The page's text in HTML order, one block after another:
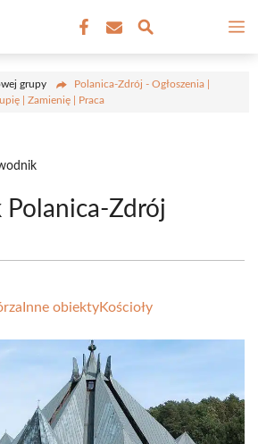
grupy
Polanica-Zdrój - Ogłoszenia |
| Zamienię | Praca
Polanica-Zdrój
Inne obiektyKościoły